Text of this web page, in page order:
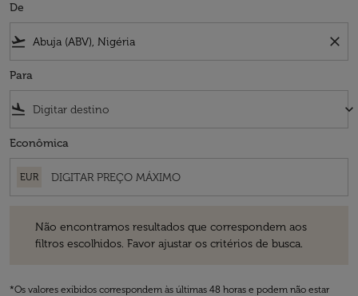
De
flight_takeoff close
Para
flight_land keyboard_arrow_down
Econômica
EUR
Não encontramos resultados que correspondem aos
filtros escolhidos. Favor ajustar os critérios de busca.
*Os valores exibidos correspondem às últimas 48 horas e podem não estar